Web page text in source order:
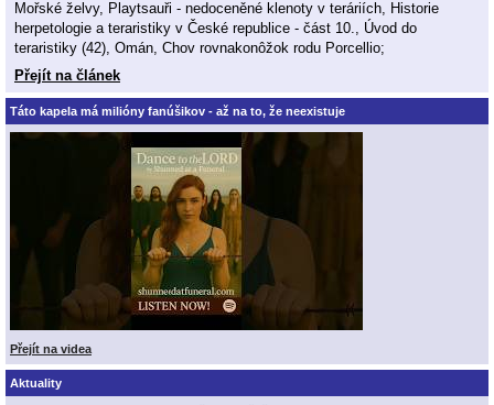
Mořské želvy, Playtsauři - nedoceněné klenoty v teráriích, Historie
herpetologie a teraristiky v České republice - část 10., Úvod do
teraristiky (42), Omán, Chov rovnakonôžok rodu Porcellio;
Přejít na článek
Táto kapela má milióny fanúšikov - až na to, že neexistuje
Přejít na videa
Aktuality